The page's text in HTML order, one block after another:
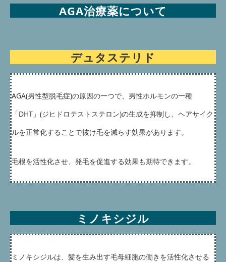
AGA治療薬について
デュタステリド
AGA(男性型脱毛症)の原因の一つで、男性ホルモンの一種
「DHT」(ジヒドロテストステロン)の生成を抑制し、ヘアサイク
ルを正常化することで抜け毛を減らす効果があります。
毛根を活性化させ、発毛を促進する効果も期待できます。
ミノキシジル
ミノキシジルは、髪を生み出す毛母細胞の働きを活性化させる